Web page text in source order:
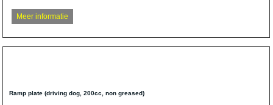
Meer informatie
Ramp plate (driving dog, 200cc, non greased)